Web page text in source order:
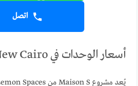
اتصل
أسعار الوحدات في Maison S New Cairo